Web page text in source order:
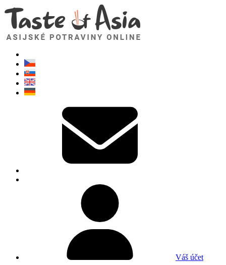
Váš účet
TasteOfAsia.cz
Neváhejte se zeptat. Jsem tady pro vás!